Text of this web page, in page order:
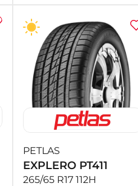
PETLAS
EXPLERO PT411
265/65 R17 112H